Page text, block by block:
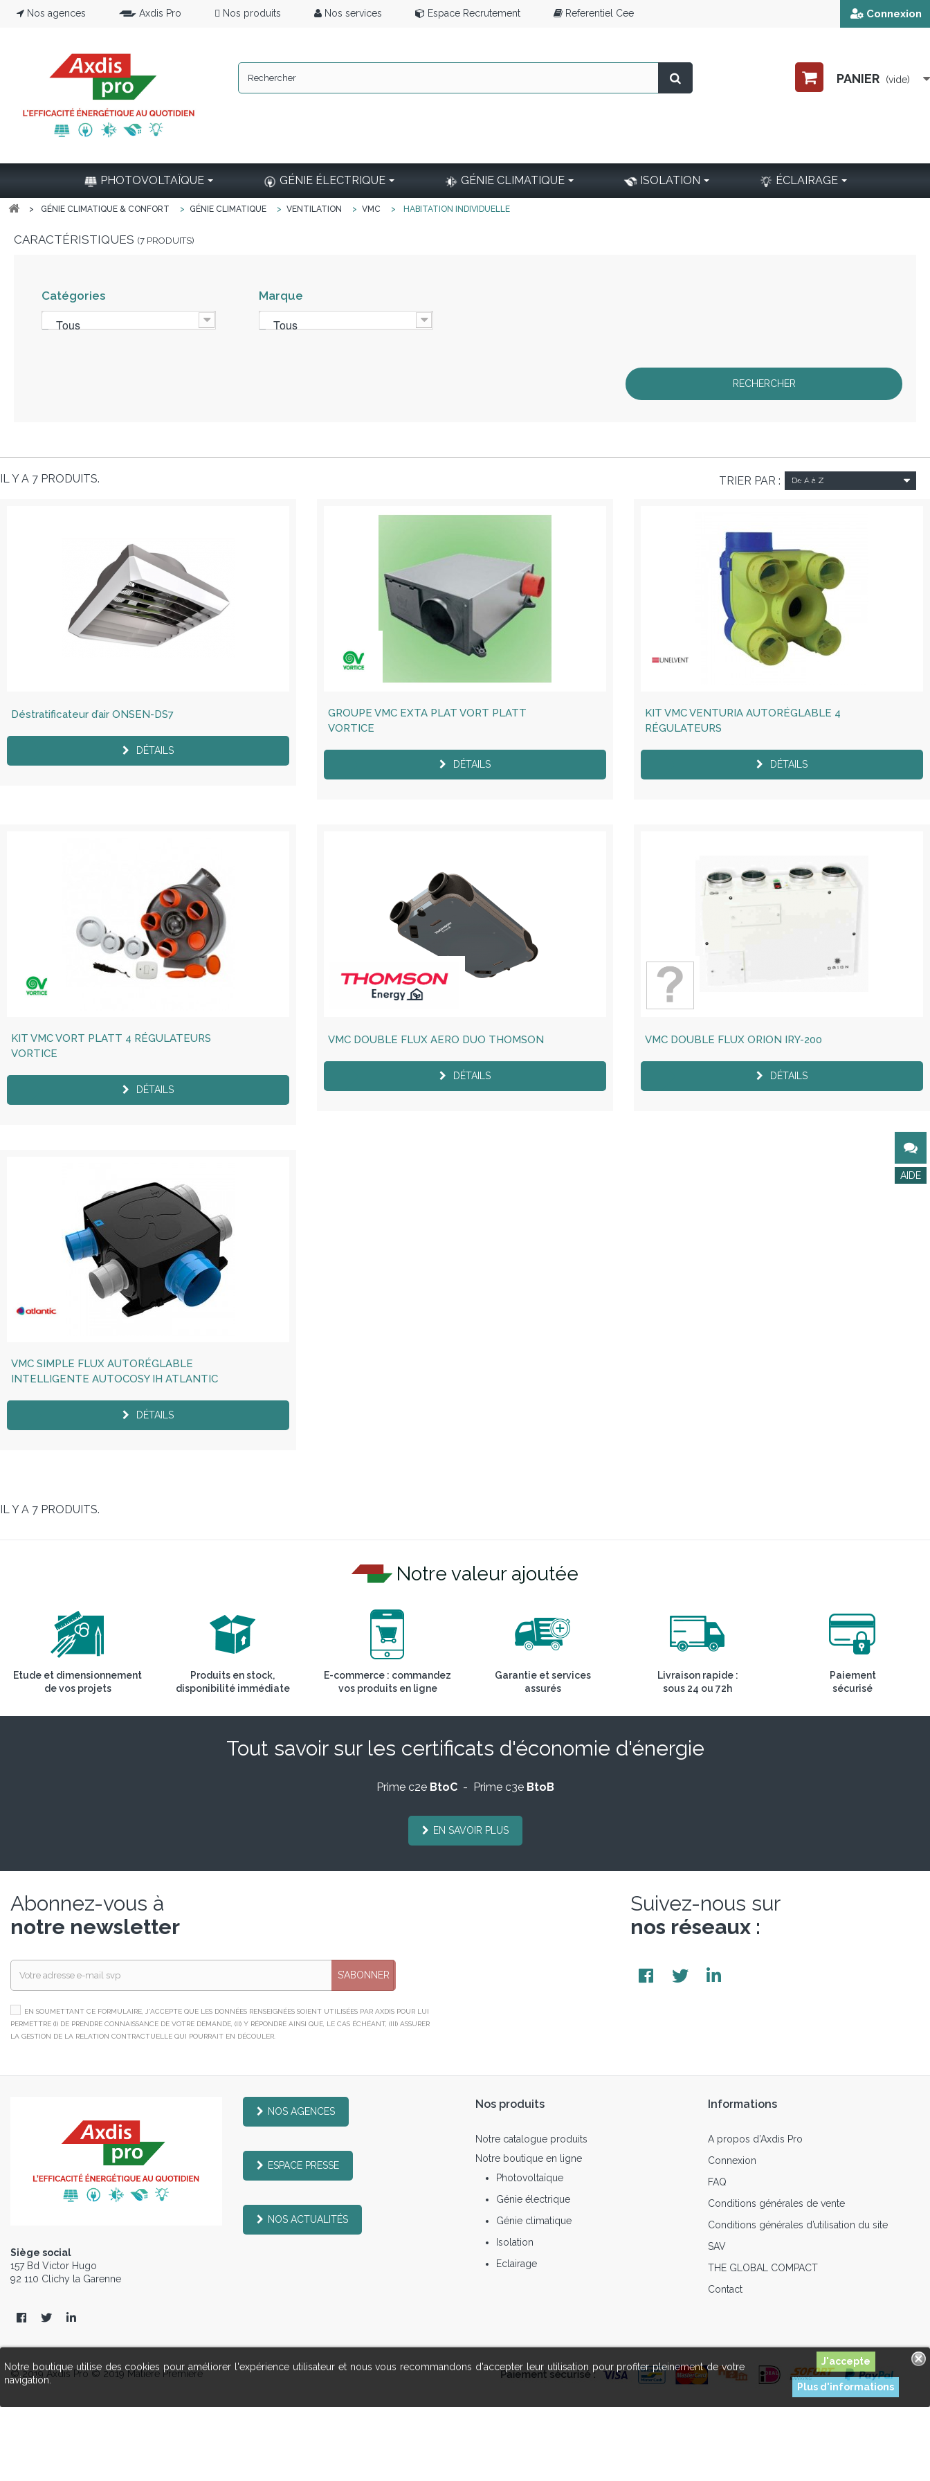
Nos agences Axdis Pro Nos produits Nos services Espace Recrutement Referentiel Cee Connexion
PANIER (vide)
PHOTOVOLTAÏQUE GÉNIE ÉLECTRIQUE GÉNIE CLIMATIQUE ISOLATION ÉCLAIRAGE
Notre boutique utilise des cookies pour améliorer l'expérience utilisateur et nous vous recommandons d'accepter leur utilisation pour profiter pleinement de votre
navigation.
Plus d'informations
> GÉNIE CLIMATIQUE & CONFORT > GÉNIE CLIMATIQUE > VENTILATION > VMC > HABITATION INDIVIDUELLE
CARACTÉRISTIQUES (7 PRODUITS)
Catégories
Tous
Marque
Tous
TRIER PAR : De A à Z
IL Y A 7 PRODUITS.
Déstratificateur d’air ONSEN-DS7
DÉTAILS
GROUPE VMC EXTA PLAT VORT PLATT
VORTICE
DÉTAILS
KIT VMC VENTURIA AUTORÉGLABLE 4
RÉGULATEURS
DÉTAILS
KIT VMC VORT PLATT 4 RÉGULATEURS
VORTICE
DÉTAILS
VMC DOUBLE FLUX AERO DUO THOMSON
DÉTAILS
VMC DOUBLE FLUX ORION IRY-200
DÉTAILS
VMC SIMPLE FLUX AUTORÉGLABLE
INTELLIGENTE AUTOCOSY IH ATLANTIC
DÉTAILS
IL Y A 7 PRODUITS.
Notre valeur ajoutée
Etude et dimensionnement
de vos projets
Produits en stock,
disponibilité immédiate
E-commerce : commandez
vos produits en ligne
Garantie et services
assurés
Livraison rapide :
sous 24 ou 72h
Paiement
sécurisé
Tout savoir sur les certificats d'économie d'énergie
Prime c2e BtoC- Prime c3e BtoB
EN SAVOIR PLUS
Abonnez-vous à
notre newsletter
S’ABONNER
EN SOUMETTANT CE FORMULAIRE, J'ACCEPTE QUE LES DONNÉES RENSEIGNÉES SOIENT UTILISÉES PAR AXDIS POUR LUI
PERMETTRE (I) DE PRENDRE CONNAISSANCE DE VOTRE DEMANDE, (II) Y RÉPONDRE AINSI QUE, LE CAS ÉCHÉANT, (III) ASSURER
LA GESTION DE LA RELATION CONTRACTUELLE QUI POURRAIT EN DÉCOULER.
Suivez-nous sur
nos réseaux :
Siège social
157 Bd Victor Hugo
92 110 Clichy la Garenne
NOS AGENCES
ESPACE PRESSE
NOS ACTUALITÉS
Nos produits
Notre catalogue produits
Notre boutique en ligne
Photovoltaïque
Génie électrique
Génie climatique
Isolation
Eclairage
Informations
A propos d’Axdis Pro
Connexion
FAQ
Conditions générales de vente
Conditions générales d’utilisation du site
SAV
THE GLOBAL COMPACT
Contact
© 2019 Axdis Pro © 2019 Matière Première